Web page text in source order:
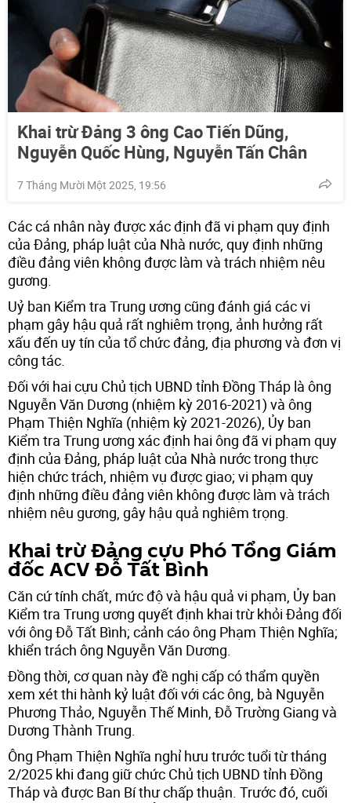
Khai trừ Đảng 3 ông Cao Tiến Dũng,
Nguyễn Quốc Hùng, Nguyễn Tấn Chân
7 Tháng Mười Một 2025, 19:56
Các cá nhân này được xác định đã vi phạm quy định
của Đảng, pháp luật của Nhà nước, quy định những
điều đảng viên không được làm và trách nhiệm nêu
gương.
Uỷ ban Kiểm tra Trung ương cũng đánh giá các vi
phạm gây hậu quả rất nghiêm trọng, ảnh hưởng rất
xấu đến uy tín của tổ chức đảng, địa phương và đơn vị
công tác.
Đối với hai cựu Chủ tịch UBND tỉnh Đồng Tháp là ông
Nguyễn Văn Dương (nhiệm kỳ 2016-2021) và ông
Phạm Thiện Nghĩa (nhiệm kỳ 2021-2026), Ủy ban
Kiểm tra Trung ương xác định hai ông đã vi phạm quy
định của Đảng, pháp luật của Nhà nước trong thực
hiện chức trách, nhiệm vụ được giao; vi phạm quy
định những điều đảng viên không được làm và trách
nhiệm nêu gương, gây hậu quả nghiêm trọng.
Khai trừ Đảng cựu Phó Tổng Giám
đốc ACV Đỗ Tất Bình
Căn cứ tính chất, mức độ và hậu quả vi phạm, Ủy ban
Kiểm tra Trung ương quyết định khai trừ khỏi Đảng đối
với ông Đỗ Tất Bình; cảnh cáo ông Phạm Thiện Nghĩa;
khiển trách ông Nguyễn Văn Dương.
Đồng thời, cơ quan này đề nghị cấp có thẩm quyền
xem xét thi hành kỷ luật đối với các ông, bà Nguyễn
Phương Thảo, Nguyễn Thế Minh, Đỗ Trường Giang và
Dương Thành Trung.
Ông Phạm Thiện Nghĩa nghỉ hưu trước tuổi từ tháng
2/2025 khi đang giữ chức Chủ tịch UBND tỉnh Đồng
Tháp và được Ban Bí thư chấp thuận. Trước đó, cuối